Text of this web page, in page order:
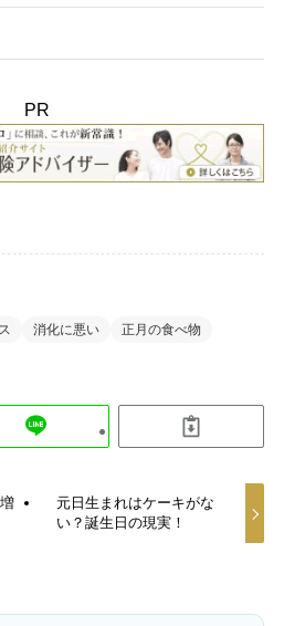
PR
消化に悪い
正月の食べ物
元日生まれはケーキがな
い？誕生日の現実！